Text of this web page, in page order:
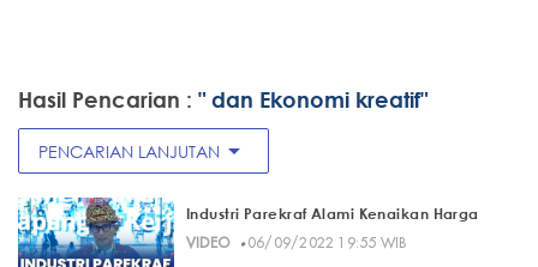
Hasil Pencarian : " dan Ekonomi kreatif"
PENCARIAN LANJUTAN arrow_drop_down
Industri Parekraf Alami Kenaikan Harga
VIDEO· 06/09/2022 19:55 WIB